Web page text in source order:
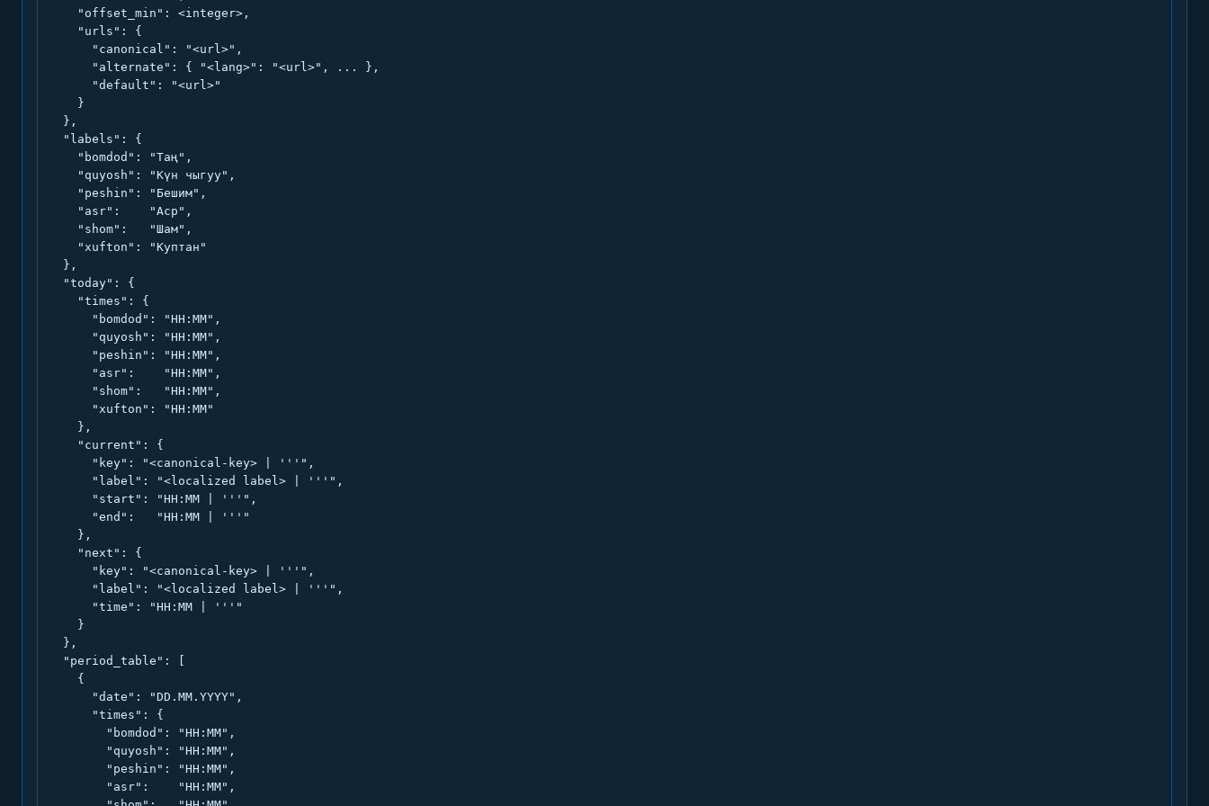
    "offset_min": <integer>,
    "urls": {
      "canonical": "<url>",
      "alternate": { "<lang>": "<url>", ... },
      "default": "<url>"
    }
  },
  "labels": {
    "bomdod": "Таң",
    "quyosh": "Күн чыгуу",
    "peshin": "Бешим",
    "asr":    "Аср",
    "shom":   "Шам",
    "xufton": "Куптан"
  },
  "today": {
    "times": {
      "bomdod": "HH:MM",
      "quyosh": "HH:MM",
      "peshin": "HH:MM",
      "asr":    "HH:MM",
      "shom":   "HH:MM",
      "xufton": "HH:MM"
    },
    "current": {
      "key": "<canonical-key> | '''",
      "label": "<localized label> | '''",
      "start": "HH:MM | '''",
      "end":   "HH:MM | '''"
    },
    "next": {
      "key": "<canonical-key> | '''",
      "label": "<localized label> | '''",
      "time": "HH:MM | '''"
    }
  },
  "period_table": [
    {
      "date": "DD.MM.YYYY",
      "times": {
        "bomdod": "HH:MM",
        "quyosh": "HH:MM",
        "peshin": "HH:MM",
        "asr":    "HH:MM",